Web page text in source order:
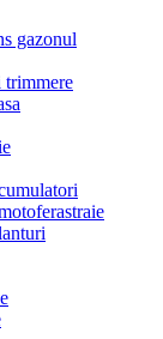
gazonul
trimmere